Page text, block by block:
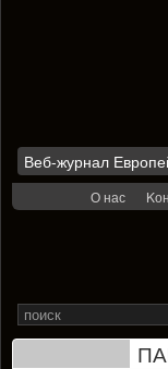
Веб-журнал
О нас
Search
for